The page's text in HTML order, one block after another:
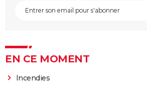
EN CE MOMENT
Incendies